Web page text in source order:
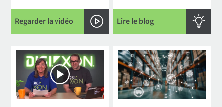
Regarder la vidéo Lire le blog